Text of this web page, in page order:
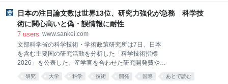
党の「内戦」を引き起こしている。 ブリトーは、米や
豆、肉、などの具材をトルティーヤ（トウモロコシ粉
や小麦粉で作られた薄焼きのパン）に載せて巻いたも
米国人に愛されてきた。 だが、伝統的な価値観を若者
世代に広める保守系政治団体「ターニング・ポイン
ト・USA（TPUSA）」の広報を務めるアンドリュー・
コルベット氏は、もはやそうではないと主張した。 コ
日本の注目論文数は世界13位、研究力強化が急務 科学技
術に関心高いと偽・誤情報に耐性
7 users www.sankei.com
文部科学省の科学技術・学術政策研究所は7日、日本
を含む主要国の研究活動を分析した「科学技術指標
2026」を公表した。産学官を合わせた研究開発費や研
究者数は主要国で中国や米国に次いで3位、総論文数
は5位を維持したが、注目度が高い論文の数は4年連続
研究 大学 科学 技術 開発 国際 あとで読む